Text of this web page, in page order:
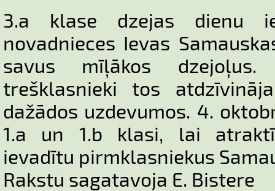
3.a klase dzejas dienu
novadnieces Ievas
savus mīļākos
trešklasnieki tos
dažādos uzdevumos. 4.
1.a un 1.b klasi, lai
ievadītu pirmklasniekus
Rakstu sagatavoja E. Bistere